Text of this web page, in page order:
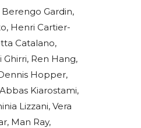
Gardin,
Henri Cartier-
Catalano,
Ghirri, Ren Hang,
Hopper,
Kiarostami,
Lizzani, Vera
Man Ray,